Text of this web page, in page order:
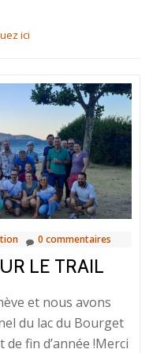
ici
0 commentaires
LE TRAIL
et nous avons
du lac du Bourget
fin d’année !Merci